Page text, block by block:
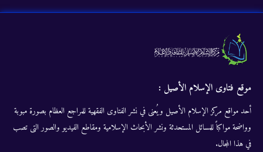
موقع فتاوى الإسلام الأصيل :
أحد مواقع مركز الإسلام الأصيل ويُعنى في نشر الفتاوى الفقهية للمراجع العظام بصورة مبوبة
وواضحة مواكباً للمسائل المستحدثة ونشر الأبحاث الإسلامية ومقاطع الفيديو والصور التى تصب
في هذا المجال.